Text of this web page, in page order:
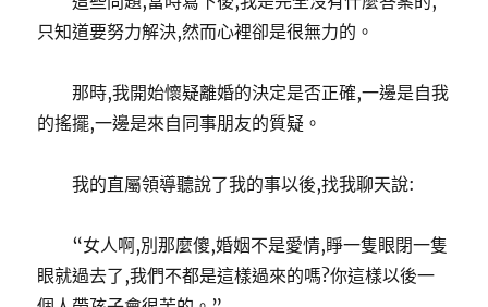
只知道要努力解決,然而心裡卻是很無力的。
那時,我開始懷疑離婚的決定是否正確,一邊是自我
的搖擺,一邊是來自同事朋友的質疑。
我的直屬領導聽說了我的事以後,找我聊天說:
“女人啊,別那麼傻,婚姻不是愛情,睜一隻眼閉一隻
眼就過去了,我們不都是這樣過來的嗎?你這樣以後一